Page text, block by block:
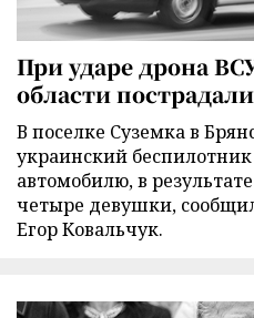
При ударе дрона
области
В поселке Суземка в
украинский
автомобилю, в
четыре девушки,
Егор Ковальчук.